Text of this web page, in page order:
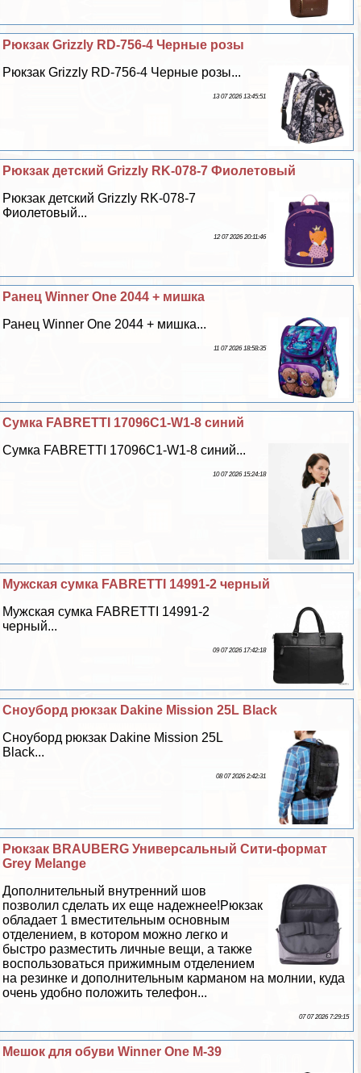
Рюкзак Grizzly RD-756-4 Черные розы
Рюкзак Grizzly RD-756-4 Черные розы...
13 07 2026 13:45:51
Рюкзак детский Grizzly RK-078-7 Фиолетовый
Рюкзак детский Grizzly RK-078-7
Фиолетовый...
12 07 2026 20:11:46
Ранец Winner One 2044 + мишка
Ранец Winner One 2044 + мишка...
11 07 2026 18:58:35
Сумка FABRETTI 17096C1-W1-8 синий
Сумка FABRETTI 17096C1-W1-8 синий...
10 07 2026 15:24:18
Мужская сумка FABRETTI 14991-2 черный
Мужская сумка FABRETTI 14991-2
черный...
09 07 2026 17:42:18
Сноуборд рюкзак Dakine Mission 25L Black
Сноуборд рюкзак Dakine Mission 25L
Black...
08 07 2026 2:42:31
Рюкзак BRAUBERG Универсальный Сити-формат
Grey Melange
Дополнительный внутренний шов
позволил сделать их еще надежнее!Рюкзак
обладает 1 вместительным основным
отделением, в котором можно легко и
быстро разместить личные вещи, а также
воспользоваться прижимным отделением
на резинке и дополнительным карманом на молнии, куда
очень удобно положить телефон...
07 07 2026 7:29:15
Мешок для обуви Winner One M-39